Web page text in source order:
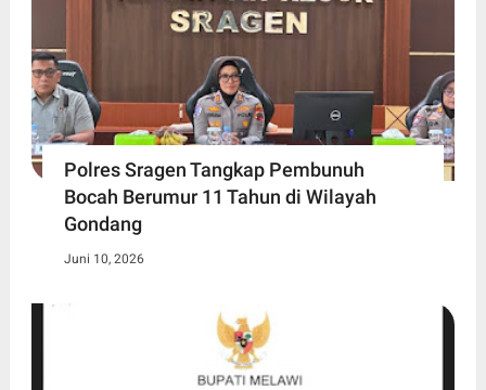
Polres Sragen Tangkap Pembunuh
Bocah Berumur 11 Tahun di Wilayah
Gondang
Juni 10, 2026